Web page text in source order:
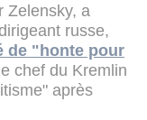
Zelensky, a
russe,
de "honte pour
chef du Kremlin
après